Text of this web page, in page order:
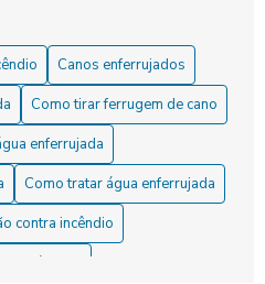
Como garantir a segurança
Como garantir a segurança
Guia Completo
guia completo para
edificação
Canos enferrujados
Como tirar ferrugem de cano
enferrujada
Como tratar água enferrujada
contra incêndio
hidráulicos